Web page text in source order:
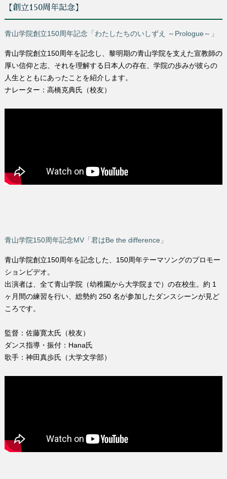
【創立150周年記念】
青山学院創立150周年記念「わたしたちのいしずえ ～Prologue～」
青山学院創立150周年を記念し、黎明期の青山学院を支えた宣教師の
厚い信仰と志、それを理解する日本人の存在、学院の歩みが彼らの
人生とともにあったことを紹介します。
ナレーター：高橋克典氏（校友）
青山学院150周年記念MV「君はBe the difference」
青山学院創立150周年を記念した、150周年テーマソングのプロモー
ションビデオ。
出演者は、全て⻘山学院（幼稚園から大学院まで）の在校生。約 1
ヶ月間の練習を行い、総勢約 250 名が参加したダンスシーンが見ど
ころです。
監督：佐藤寛太氏（校友）
ダンス指導・振付：Hana氏
歌手：神田真歩氏（大学文学部）